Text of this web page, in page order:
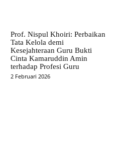
Prof. Nispul Khoiri: Perbaikan
Tata Kelola demi
Kesejahteraan Guru Bukti
Cinta Kamaruddin Amin
terhadap Profesi Guru
2 Februari 2026